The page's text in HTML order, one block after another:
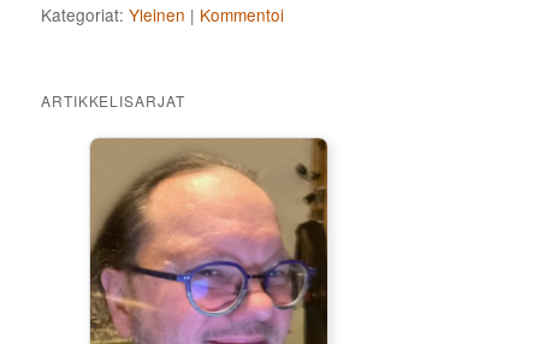
Kategoriat: Yleinen | Kommentoi
ARTIKKELISARJAT